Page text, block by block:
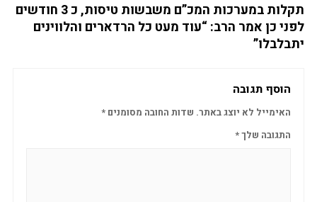
תקלות במערכות המכ”ם משבשות טיסות, כ 3 חודשים
לפני כן אמר הרב: “עוד מעט כל הרדארים והלווינים
יתבלבלו”
הוסף תגובה
האימייל לא יוצג באתר. שדות החובה מסומנים *
התגובה שלך*